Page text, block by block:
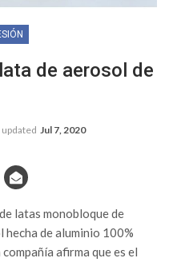
de aerosol de
updated Jul 7, 2020
latas monobloque de
hecha de aluminio 100%
afirma que es el